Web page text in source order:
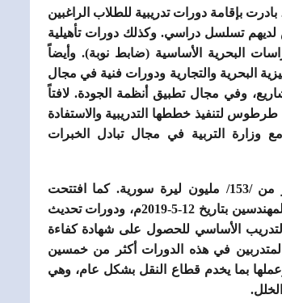
بإقامة دورات تدريبية للطلاب الراغبين
لديهم تسلسل دراسي. وكذلك دورات تأهيلية
البحرية الأساسية (ضابط نوبة). وأيضاً
البحرية والتجارية ودورات فنية في مجال
وفي مجال تطبيق أنظمة الجودة. لافتاً
لتنفيذ خططها التدريبية والاستفادة
وزارة التربية في مجال تبادل الخبرات
وقال أحمد : بلغت إيرادات المؤسسة لغاية تاريخه أكثر من /153/ مليون ليرة سورية. كما افتتحت
الأكاديمية دورات ترقية لمستوى الإدارة لضباط السطح والمهندسين بتاريخ 12-5-2019م، ودورات تحديث
الأساسي للحصول على شهادة كفاءة
في هذه الدورات أكثر من خمسين
بما يخدم قطاع النقل بشكل عام، وهي